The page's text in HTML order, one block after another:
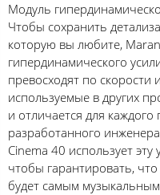
Модуль
Чтобы сохранить
которую вы любите,
гипердинамического
превосходят по скорости
используемые в других
и отличается для
разработанного
Cinema 40 использует
чтобы гарантировать,
будет самым